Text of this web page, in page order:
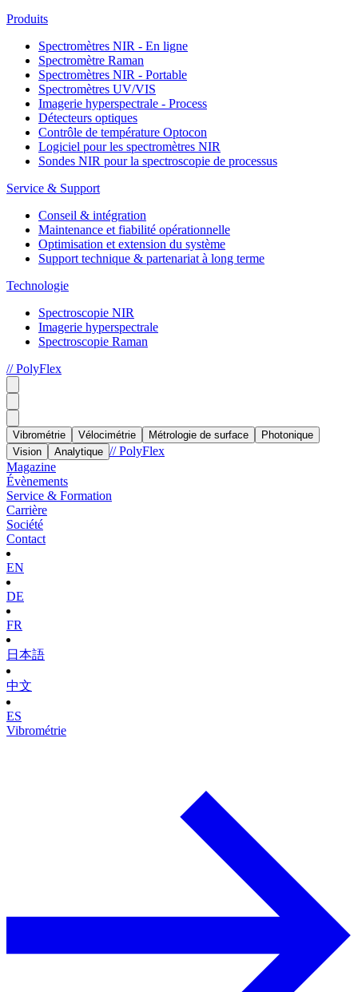
Produits
Spectromètres NIR - En ligne
Spectromètre Raman
Spectromètres NIR - Portable
Spectromètres UV/VIS
Imagerie hyperspectrale - Process
Détecteurs optiques
Contrôle de température Optocon
Logiciel pour les spectromètres NIR
Sondes NIR pour la spectroscopie de processus
Service & Support
Conseil & intégration
Maintenance et fiabilité opérationnelle
Optimisation et extension du système
Support technique & partenariat à long terme
Technologie
Spectroscopie NIR
Imagerie hyperspectrale
Spectroscopie Raman
// PolyFlex
Vibrométrie Vélocimétrie Métrologie de surface
Photonique
Vision
Analytique // PolyFlex
Magazine
Évènements
Service & Formation
Carrière
Société
Contact
EN
DE
FR
日本語
中文
ES
Vibrométrie